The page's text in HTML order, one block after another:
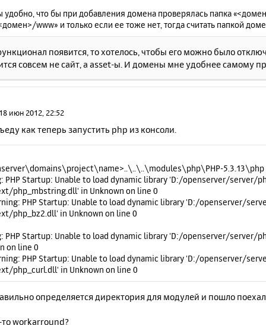
удобно, что бы при добавления домена проверялась папка
www» и только если ее тоже нет, тогда считать папкой
появится, то хотелось, чтобы его можно было
совсем не сайт, а asset-ы. И домены мне удобнее самому
июн 2012, 22:52
как теперь запустить php из консоли.
5.3.13\php
PHP Startup: Unable to load dynamic library 'D:/openserver/server/
php_mbstring.dll' in Unknown on line 0
PHP Startup: Unable to load dynamic library 'D:/openserver/
php_bz2.dll' in Unknown on line 0
PHP Startup: Unable to load dynamic library 'D:/openserver/server/
on line 0
PHP Startup: Unable to load dynamic library 'D:/openserver/
php_curl.dll' in Unknown on line 0
определяется директория для модулей и пошло
то workarround?